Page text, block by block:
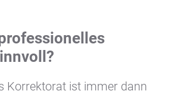
Korrektorat ist immer dann